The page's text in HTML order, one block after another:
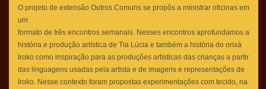
O projeto de extensão Outros Comuns se propôs a ministrar oficinas em
um
formato de três encontros semanais. Nesses encontros aprofundamos a
história e produção artística de Tia Lúcia e também a história do orixá
Iroko como inspiração para as produções artísticas das crianças a partir
das linguagens usadas pela artista e de imagens e representações de
Iroko. Nesse contexto foram propostas experimentações com tecido, na